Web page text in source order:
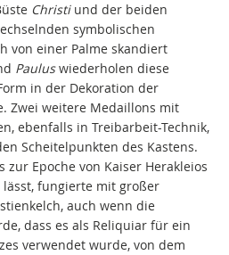
Christi und der beiden
symbolischen
von einer Palme skandiert
Pauluswiederholen diese
in der Dekoration der
Zwei weitere Medaillons mit
ebenfalls in Treibarbeit-Technik,
Scheitelpunkten des Kastens.
zur Epoche von Kaiser Herakleios
lässt, fungierte mit großer
auch wenn die
dass es als Reliquiar für ein
verwendet wurde, von dem